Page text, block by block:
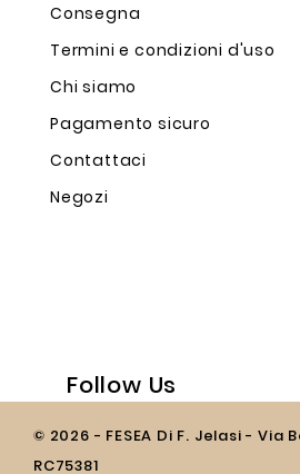
Consegna
Termini e condizioni d'uso
Chi siamo
Pagamento sicuro
Contattaci
Negozi
Follow Us
© 2026 - FESEA Di F. Jelasi - Via
RC75381